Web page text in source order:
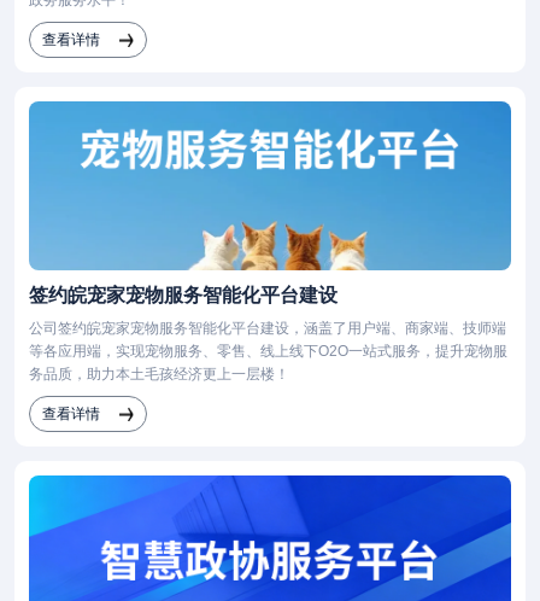
查看详情
签约皖宠家宠物服务智能化平台建设
公司签约皖宠家宠物服务智能化平台建设，涵盖了用户端、商家端、技师端
等各应用端，实现宠物服务、零售、线上线下O2O一站式服务，提升宠物服
务品质，助力本土毛孩经济更上一层楼！
查看详情